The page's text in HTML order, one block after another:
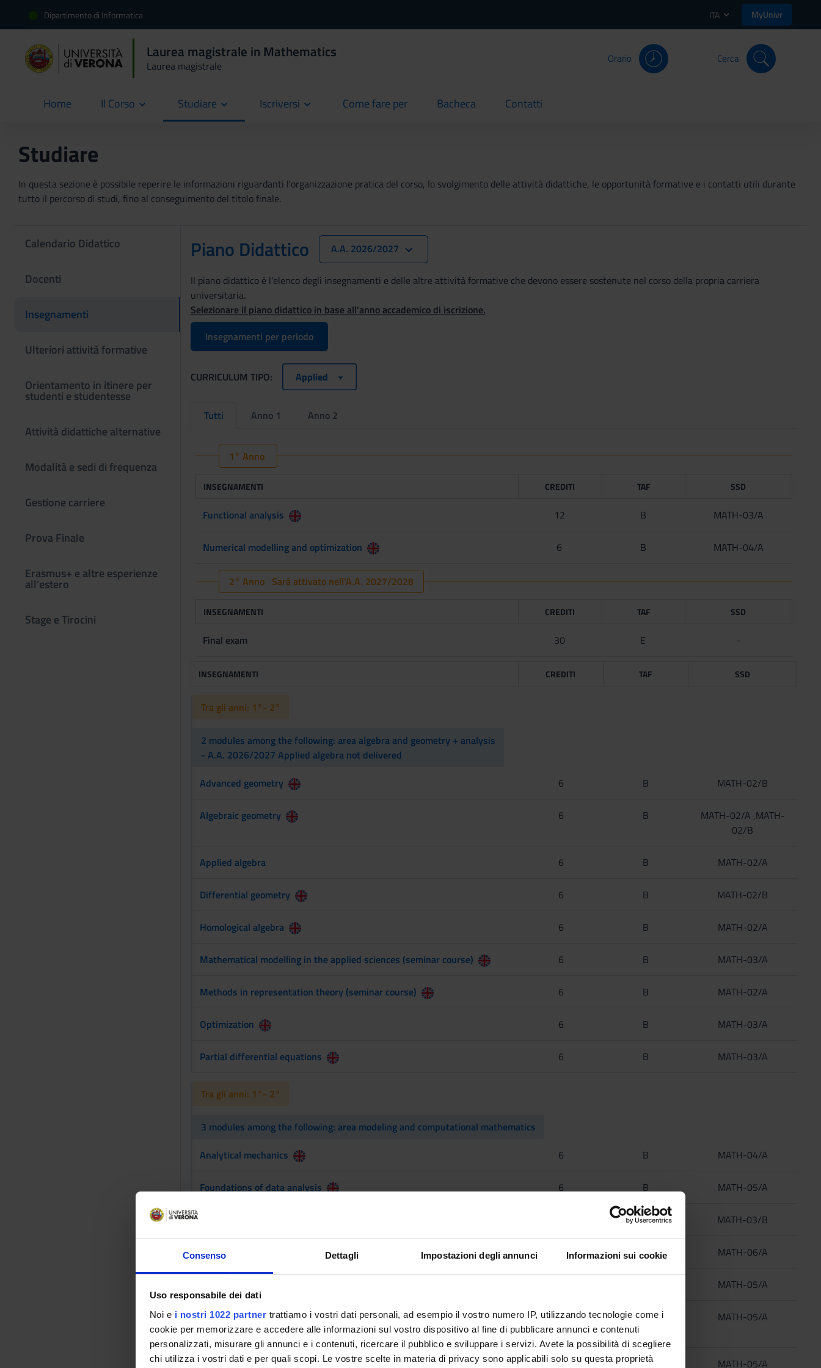
Consenso Dettagli Impostazioni degli annunci Informazioni sui cookie
Uso responsabile dei dati
Noi e i nostri 1022 partner trattiamo i vostri dati personali, ad esempio il vostro numero IP, utilizzando tecnologie come i
cookie per memorizzare e accedere alle informazioni sul vostro dispositivo al fine di pubblicare annunci e contenuti
personalizzati, misurare gli annunci e i contenuti, ricercare il pubblico e sviluppare i servizi. Avete la possibilità di scegliere
chi utilizza i vostri dati e per quali scopi. Le vostre scelte in materia di privacy sono applicabili solo su questa proprietà
Dipartimento di Informatica ITA MyUnivr
Laurea magistrale in Mathematics
Laurea magistrale
Orario Cerca
Home
current Il Corso Studiare Iscriversi Come fare per
current Bacheca
current Contatti
current
Studiare
In questa sezione è possibile reperire le informazioni riguardanti l'organizzazione pratica del corso, lo svolgimento delle attività didattiche, le opportunità formative e i contatti utili durante
tutto il percorso di studi, fino al conseguimento del titolo finale.
Calendario Didattico
Docenti
Insegnamenti
Ulteriori attività formative
Orientamento in itinere per
studenti e studentesse
Attività didattiche alternative
Modalità e sedi di frequenza
Gestione carriere
Prova Finale
Erasmus+ e altre esperienze
all’estero
Stage e Tirocini
Piano Didattico A.A. 2026/2027
Il piano didattico è l'elenco degli insegnamenti e delle altre attività formative che devono essere sostenute nel corso della propria carriera
universitaria.
Selezionare il piano didattico in base all'anno accademico di iscrizione.
Insegnamenti per periodo
CURRICULUM TIPO: Applied
Tutti Anno 1 Anno 2
1° Anno
INSEGNAMENTI CREDITI TAF SSD
Functional analysis 12 B MATH-03/A
Numerical modelling and optimization 6 B MATH-04/A
2° Anno Sarà attivato nell'A.A. 2027/2028
INSEGNAMENTI CREDITI TAF SSD
Final exam 30 E -
INSEGNAMENTI CREDITI TAF SSD
Tra gli anni: 1°- 2°
2 modules among the following: area algebra and geometry + analysis
- A.A. 2026/2027 Applied algebra not delivered
Advanced geometry
6 B MATH-02/B
Algebraic geometry 6 B
MATH-02/A ,MATH-
02/B
Applied algebra 6 B MATH-02/A
Differential geometry 6 B MATH-02/B
Homological algebra 6 B MATH-02/A
Mathematical modelling in the applied sciences (seminar course) 6 B MATH-03/A
Methods in representation theory (seminar course) 6 B MATH-02/A
Optimization 6 B MATH-03/A
Partial differential equations 6 B MATH-03/A
Tra gli anni: 1°- 2°
3 modules among the following: area modeling and computational mathematics
Analytical mechanics
6 B MATH-04/A
Foundations of data analysis 6 B MATH-05/A
B MATH-03/B
Mathematics for decisions B MATH-06/A
MATH-05/A
Numerical methods for science and engineering: elliptic pdes and
computational linear algebra
6 B MATH-05/A
Numerical methods for science and engineering: hyperbolic pdes and
6 B MATH-05/A